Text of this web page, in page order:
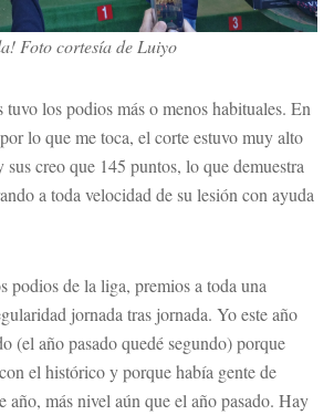
Foto cortesía de Luiyo
tuvo los podios más o menos habituales. En
lo que me toca, el corte estuvo muy alto
creo que 145 puntos, lo que demuestra
a toda velocidad de su lesión con ayuda
podios de la liga, premios a toda una
jornada tras jornada. Yo este año
(el año pasado quedé segundo) porque
el histórico y porque había gente de
año, más nivel aún que el año pasado. Hay